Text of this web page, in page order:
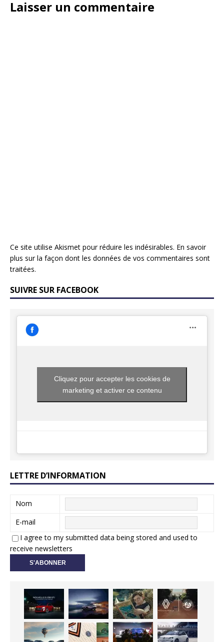
Laisser un commentaire
Ce site utilise Akismet pour réduire les indésirables. En savoir
plus sur la façon dont les données de vos commentaires sont
traitées.
SUIVRE SUR FACEBOOK
Cliquez pour accepter les cookies de
marketing et activer ce contenu
LETTRE D’INFORMATION
Nom
E-mail
I agree to my submitted data being stored and used to
receive newsletters